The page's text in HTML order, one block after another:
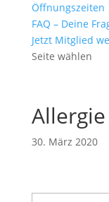
Öffnungszeiten
FAQ – Deine
Jetzt Mitglied
Seite wählen
Allergie
30. März 2020